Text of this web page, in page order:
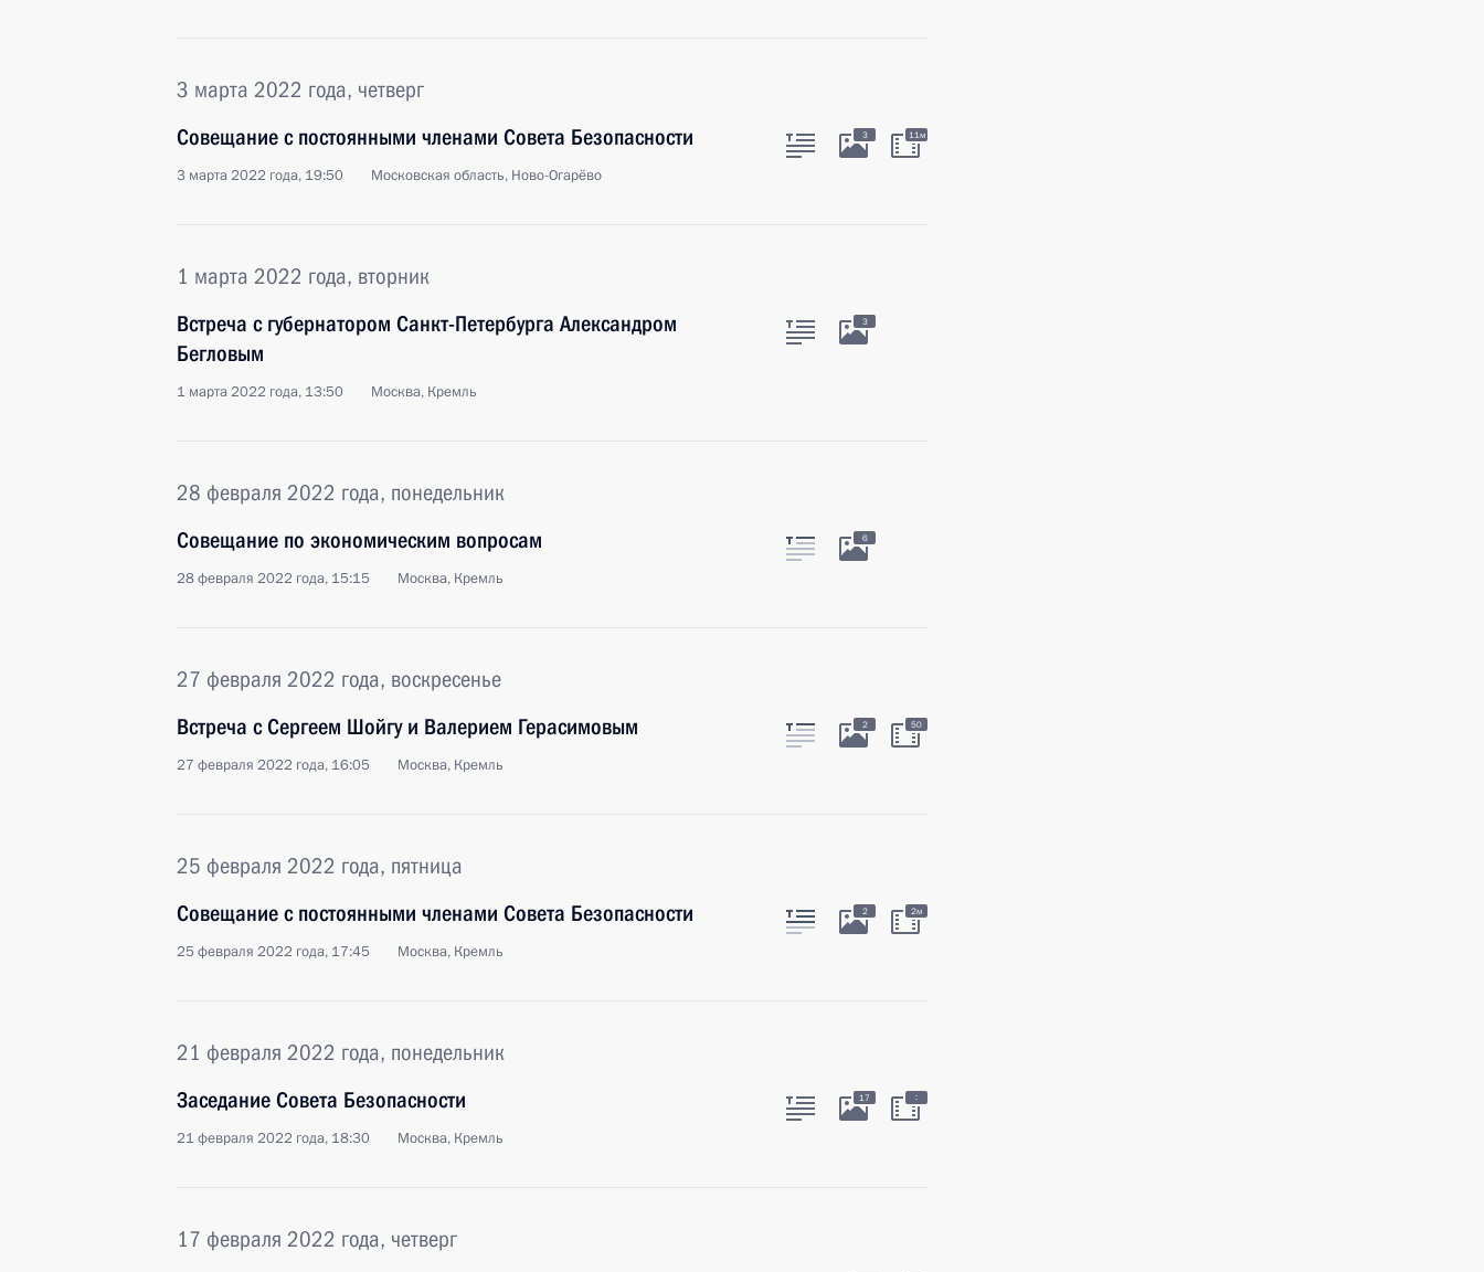
3 марта 2022 года, четверг
Совещание с постоянными членами Совета Безопасности
3 марта 2022 года, 19:50 Московская область, Ново-Огарёво
3 11м
1 марта 2022 года, вторник
Встреча с губернатором Санкт-Петербурга Александром
Бегловым
1 марта 2022 года, 13:50 Москва, Кремль
3
28 февраля 2022 года, понедельник
Совещание по экономическим вопросам
28 февраля 2022 года, 15:15 Москва, Кремль
6
27 февраля 2022 года, воскресенье
Встреча с Сергеем Шойгу и Валерием Герасимовым
27 февраля 2022 года, 16:05 Москва, Кремль
2 50
25 февраля 2022 года, пятница
Совещание с постоянными членами Совета Безопасности
25 февраля 2022 года, 17:45 Москва, Кремль
2 2м
21 февраля 2022 года, понедельник
Заседание Совета Безопасности
21 февраля 2022 года, 18:30 Москва, Кремль
17 :
17 февраля 2022 года, четверг